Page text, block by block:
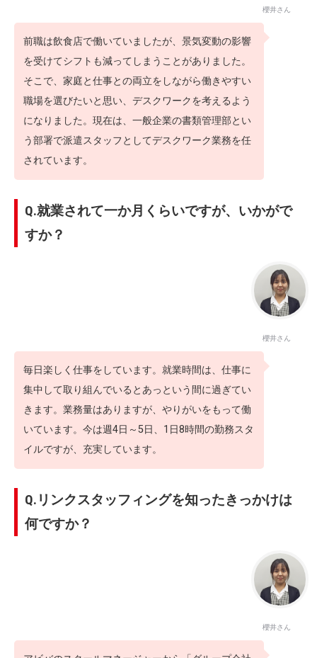
櫻井さん
前職は飲食店で働いていましたが、景気変動の影響
を受けてシフトも減ってしまうことがありました。
そこで、家庭と仕事との両立をしながら働きやすい
職場を選びたいと思い、デスクワークを考えるよう
になりました。現在は、一般企業の書類管理部とい
う部署で派遣スタッフとしてデスクワーク業務を任
されています。
Q.就業されて一か月くらいですが、いかがで
すか？
櫻井さん
毎日楽しく仕事をしています。就業時間は、仕事に
集中して取り組んでいるとあっという間に過ぎてい
きます。業務量はありますが、やりがいをもって働
いています。今は週4日～5日、1日8時間の勤務スタ
イルですが、充実しています。
Q.リンクスタッフィングを知ったきっかけは
何ですか？
櫻井さん